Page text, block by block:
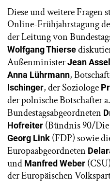
Diese und weitere
Online-Frühjahrstagung
der Leitung von
Wolfgang Thierse
AußenministerJean
Anna Lührmann,
Ischinger, der Soziologe
der polnische Botschafter
Bundestagsabgeordneten
Hofreiter (Bündnis 90/
Georg Link (FDP) sowie
Europaabgeordneten
und Manfred Weber
der Europäischen